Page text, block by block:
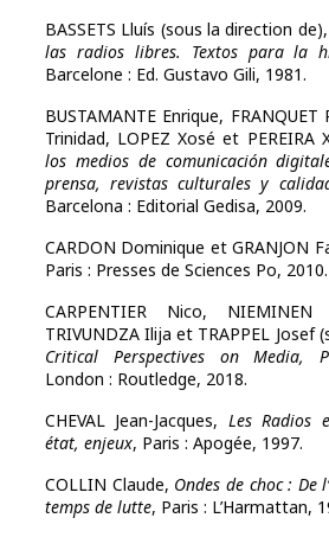
BASSETS Lluís (sous la direction de),
las radios libres. Textos para la
Barcelone : Ed. Gustavo Gili, 1981.
BUSTAMANTE Enrique, FRANQUET
Trinidad, LOPEZ Xosé et PEREIRA
los medios de comunicación
prensa, revistas culturales y
Barcelona : Editorial Gedisa, 2009.
CARDON Dominique et GRANJON
Paris : Presses de Sciences Po, 2010.
CARPENTIER Nico, NIEMINEN
TRIVUNDZA Ilija et TRAPPEL Josef
Critical Perspectives on Media,
London : Routledge, 2018.
CHEVAL Jean-Jacques, Les Radios
état, enjeux, Paris : Apogée, 1997.
COLLIN Claude, Ondes de choc : De
temps de lutte, Paris : L’Harmattan,